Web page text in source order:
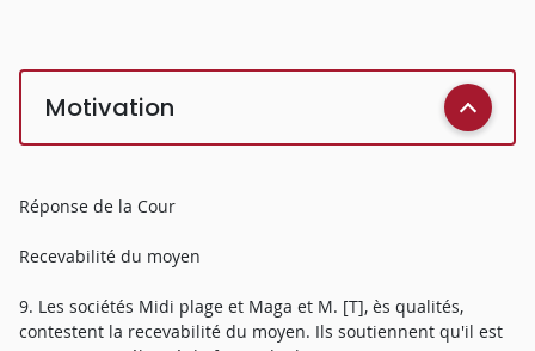
Motivation
Réponse de la Cour
Recevabilité du moyen
9. Les sociétés Midi plage et Maga et M. [T], ès qualités,
contestent la recevabilité du moyen. Ils soutiennent qu'il est